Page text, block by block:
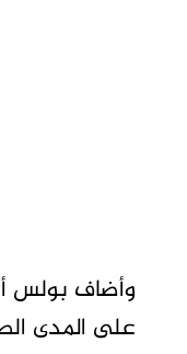
وأضاف بولس
على المدى